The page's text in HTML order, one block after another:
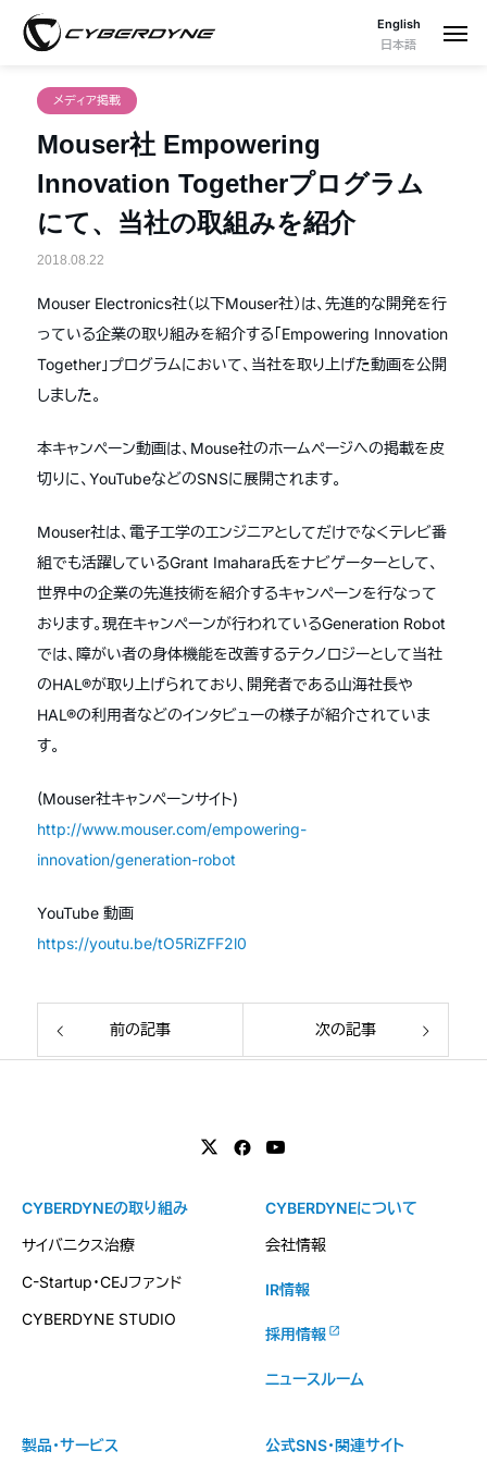
English
日本語
メディア掲載
Mouser社 Empowering
Innovation Togetherプログラム
にて、当社の取組みを紹介
2018.08.22
Mouser Electronics社（以下Mouser社）は、先進的な開発を行
っている企業の取り組みを紹介する「Empowering Innovation
Together」プログラムにおいて、当社を取り上げた動画を公開
しました。
本キャンペーン動画は、Mouse社のホームページへの掲載を皮
切りに、YouTubeなどのSNSに展開されます。
Mouser社は、電子工学のエンジニアとしてだけでなくテレビ番
組でも活躍しているGrant Imahara氏をナビゲーターとして、
世界中の企業の先進技術を紹介するキャンペーンを行なって
おります。現在キャンペーンが行われているGeneration Robot
では、障がい者の身体機能を改善するテクノロジーとして当社
のHAL®が取り上げられており、開発者である山海社長や
HAL®の利用者などのインタビューの様子が紹介されていま
す。
(Mouser社キャンペーンサイト)
http://www.mouser.com/empowering-
innovation/generation-robot
YouTube 動画
https://youtu.be/tO5RiZFF2l0
前の記事 次の記事
製品・サービス
CYBERDYNEの取り組み
サイバニクス治療
C-Startup・CEJファンド
CYBERDYNE STUDIO
CYBERDYNEについて
会社情報
IR情報
採用情報
ニュースルーム
公式SNS・関連サイト